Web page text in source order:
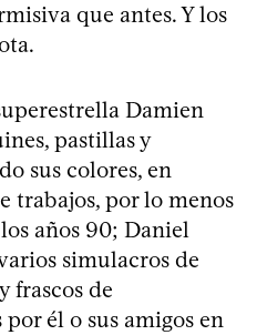
que antes. Y los
Damien
pastillas y
sus colores, en
trabajos, por lo menos
años 90; Daniel
simulacros de
frascos de
él o sus amigos en